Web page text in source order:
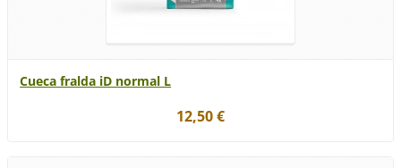
Cueca fralda iD normal L
12,50 €